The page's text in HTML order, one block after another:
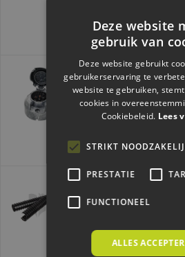
Levertijd 2 - 6
Granit Stekkerdoos 7-
€8,63
Direct leverbaar
Granit Flexibele buis | 2-
meter
Deze website
gebruik van
Deze website gebruikt
gebruikerservaring te
website te gebruiken,
cookies in
Cookiebeleid. Lees
STRIKT
PRESTATIE
FUNCTIONEEL
ALLES